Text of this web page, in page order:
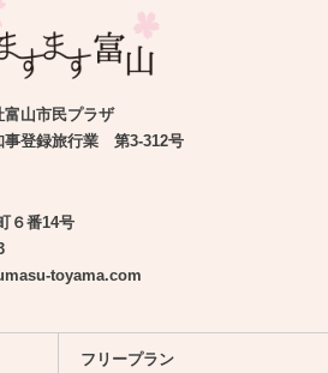
富山市民プラザ
事登録旅行業 第3-312号
６番14号
toyama.com
フリープラン